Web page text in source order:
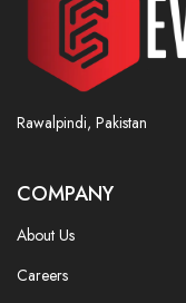
Rawalpindi, Pakistan
COMPANY
About Us
Careers